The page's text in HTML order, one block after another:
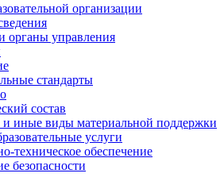
организации
органы управления
стандарты
состав
иные виды материальной поддержки
услуги
техническое обеспечение
безопасности